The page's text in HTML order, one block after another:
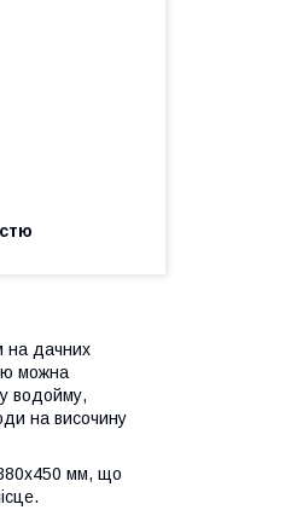
на дачних
можна
водойму,
на височину
мм, що